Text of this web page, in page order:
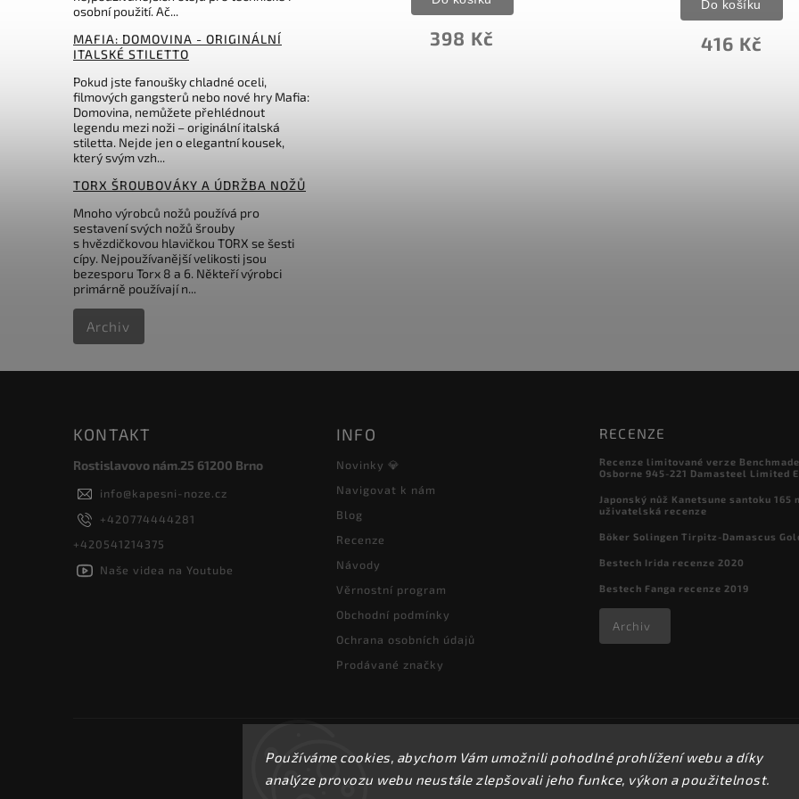
Používáme cookies, abychom Vám umožnili pohodlné prohlížení webu a díky
analýze provozu webu neustále zlepšovali jeho funkce, výkon a použitelnost.
osobní použití. Ač...
MAFIA: DOMOVINA - ORIGINÁLNÍ
ITALSKÉ STILETTO
Pokud jste fanoušky chladné oceli,
filmových gangsterů nebo nové hry Mafia:
Domovina, nemůžete přehlédnout
legendu mezi noži – originální italská
stiletta. Nejde jen o elegantní kousek,
který svým vzh...
TORX ŠROUBOVÁKY A ÚDRŽBA NOŽŮ
Mnoho výrobců nožů používá pro
sestavení svých nožů šrouby
s hvězdičkovou hlavičkou TORX se šesti
cípy. Nejpoužívanější velikosti jsou
bezesporu Torx 8 a 6. Někteří výrobci
primárně používají n...
Archiv
516 Kč
Do košíku
398 Kč 416 Kč
Do košíku
KONTAKT
Rostislavovo nám.25 61200 Brno
info@kapesni-noze.cz
+420774444281
+420541214375
Naše videa na Youtube
INFO
Novinky 💎
Navigovat k nám
Blog
Recenze
Návody
Věrnostní program
Obchodní podmínky
Ochrana osobních údajů
Prodávané značky
RECENZE
Recenze limitované verze
Osborne 945-221 Damasteel Limited
Japonský nůž Kanetsune santoku 165
uživatelská recenze
Böker Solingen Tirpitz-Damascus
Bestech Irida recenze 2020
Bestech Fanga recenze 2019
Archiv
Copyright 2026kapesni-noze.cz . Všechna práva vyhrazena.
Upravit nastavení cookies